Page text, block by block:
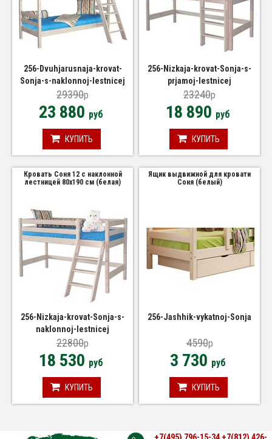
256-Dvuhjarusnaja-krovat-
Sonja-s-naklonnoj-lestnicej
29390p
23 880 руб
КУПИТЬ
256-Nizkaja-krovat-Sonja-s-
prjamoj-lestnicej
23240p
18 890 руб
КУПИТЬ
Кровать Соня 12 с наклонной
лестницей 80х190 см (белая)
256-Nizkaja-krovat-Sonja-s-
naklonnoj-lestnicej
22800p
18 530 руб
КУПИТЬ
Ящик выдвижной для кровати
Соня (белый)
256-Jashhik-vykatnoj-Sonja
4590p
3 730 руб
КУПИТЬ
+7(495) 796-15-34 +7(812) 426-